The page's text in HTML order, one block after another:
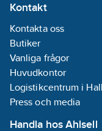
Kontakt
Kontakta oss
Butiker
Vanliga frågor
Huvudkontor
Logistikcentrum i
Press och media
Handla hos Ahlsell